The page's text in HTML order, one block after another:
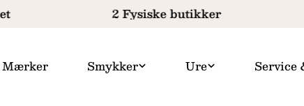
2 Fysiske butikker
Mærker Smykker Ure Service